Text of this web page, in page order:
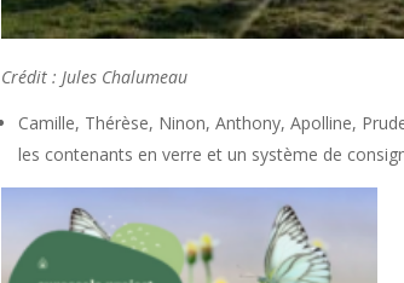
Crédit : Jules Chalumeau
Camille, Thérèse, Ninon, Anthony, Apolline,
les contenants en verre et un système de